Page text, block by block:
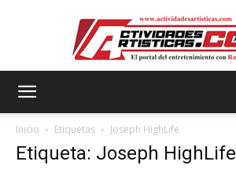
Inicio Etiquetas Joseph HighLife
Etiqueta: Joseph HighLife